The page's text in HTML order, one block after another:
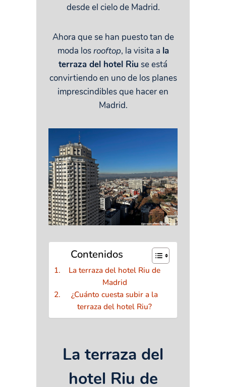
desde el cielo de Madrid.
Ahora que se han puesto tan de
moda losrooftop, la visita a la
terraza del hotel Riu se está
convirtiendo en uno de los planes
imprescindibles que hacer en
Madrid.
Contenidos
La terraza del hotel Riu de
Madrid
¿Cuánto cuesta subir a la
terraza del hotel Riu?
La terraza del
hotel Riu de